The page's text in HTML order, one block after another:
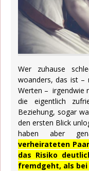
Wer zuhause
woanders, das ist –
Werten – irgendwie
die eigentlich
Beziehung, sogar
den ersten Blick
haben aber
verheirateten
das Risiko
fremdgeht, als bei